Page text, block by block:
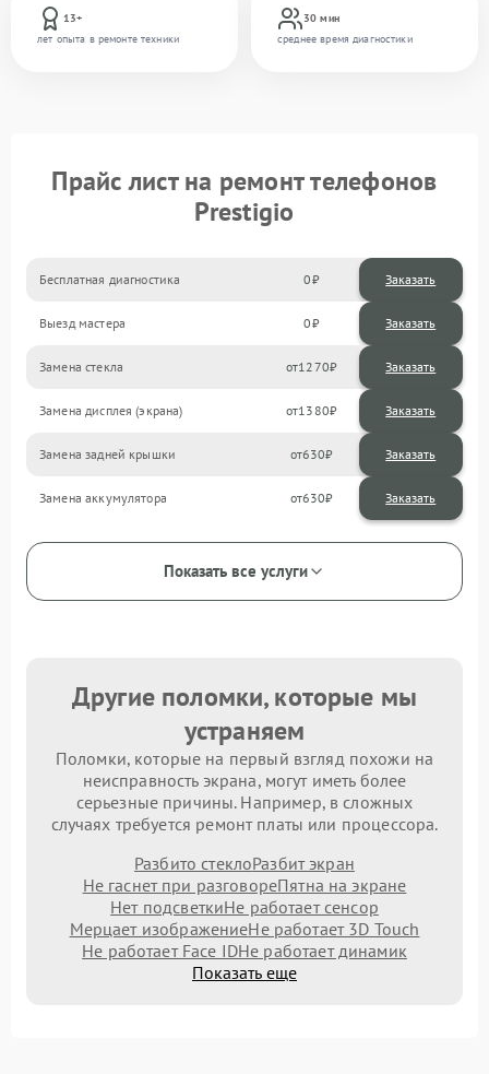
13+
лет опыта в ремонте техники
30 мин
среднее время диагностики
Прайс лист на ремонт телефонов
Prestigio
Бесплатная диагностика 0 Заказать
Выезд мастера 0 Заказать
Замена стекла 1270
Замена дисплея (экрана) 1380
Замена задней крышки 630
Замена аккумулятора 630
Показать все услуги
Другие поломки, которые мы
устраняем
Поломки, которые на первый взгляд похожи на
неисправность экрана, могут иметь более
серьезные причины. Например, в сложных
случаях требуется ремонт платы или процессора.
Разбито стеклоРазбит экран
Не гаснет при разговореПятна на экране
Нет подсветкиНе работает сенсор
Мерцает изображениеНе работает 3D Touch
Не работает Face IDНе работает динамик
Показать еще